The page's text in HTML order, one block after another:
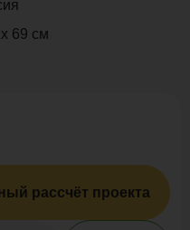
рассчёт проекта
69 см